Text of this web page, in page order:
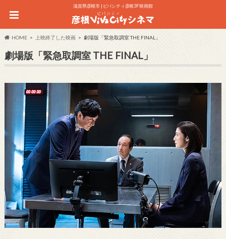
滋賀県彦根市 | ビバシティ彦根3F 映画館
HOME 上映終了した映画 劇場版「緊急取調室 THE FINAL」
劇場版「緊急取調室 THE FINAL」